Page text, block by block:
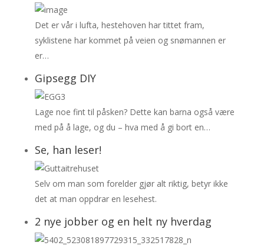
Det er vår i lufta, hestehoven har tittet fram,
syklistene har kommet på veien og snømannen er
er…
Gipsegg DIY
Lage noe fint til påsken? Dette kan barna også være
med på å lage, og du – hva med å gi bort en…
Se, han leser!
Selv om man som forelder gjør alt riktig, betyr ikke
det at man oppdrar en lesehest.
2 nye jobber og en helt ny hverdag